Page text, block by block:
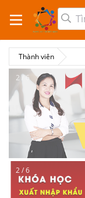
Thành viên
2 / 6
2 / 6